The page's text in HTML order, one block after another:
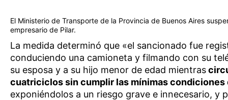
El Ministerio de Transporte de la Provincia de Buenos Aires
empresario de Pilar.
La medida determinó que «el sancionado fue
conduciendo una camioneta y filmando con su
su esposa y a su hijo menor de edad mientras
cuatriciclos sin cumplir las mínimas condiciones
exponiéndolos a un riesgo grave e innecesario, y